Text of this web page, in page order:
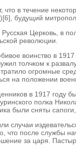
что в течение
будущий
Русская Церковь, в
революции.
воинство в
толчком к
огромные
на положении
в 1917 году
полка
были сняты
случаи
что после службы
за царя.